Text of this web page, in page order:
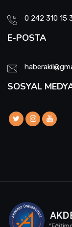
0 242 310 15
E-POSTA
SOSYAL